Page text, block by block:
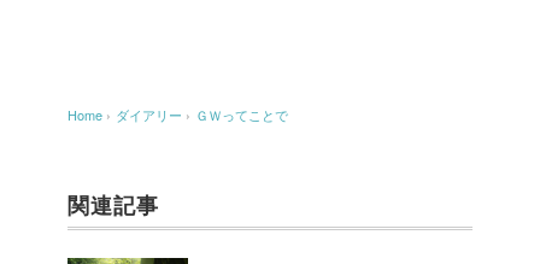
Home › ダイアリー › ＧＷってことで
関連記事